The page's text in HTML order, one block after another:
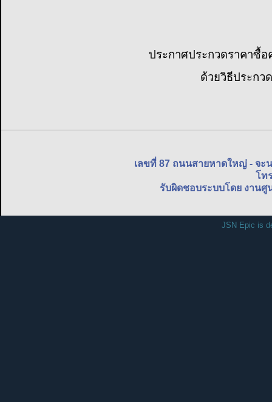
ประกาศประกวดราคาซื้
ด้วยวิธีประกว
เลขที่ 87 ถนนสายหาดใหญ่ - จ
โท
รับผิดชอบระบบโดย งาน
JSN Epic is